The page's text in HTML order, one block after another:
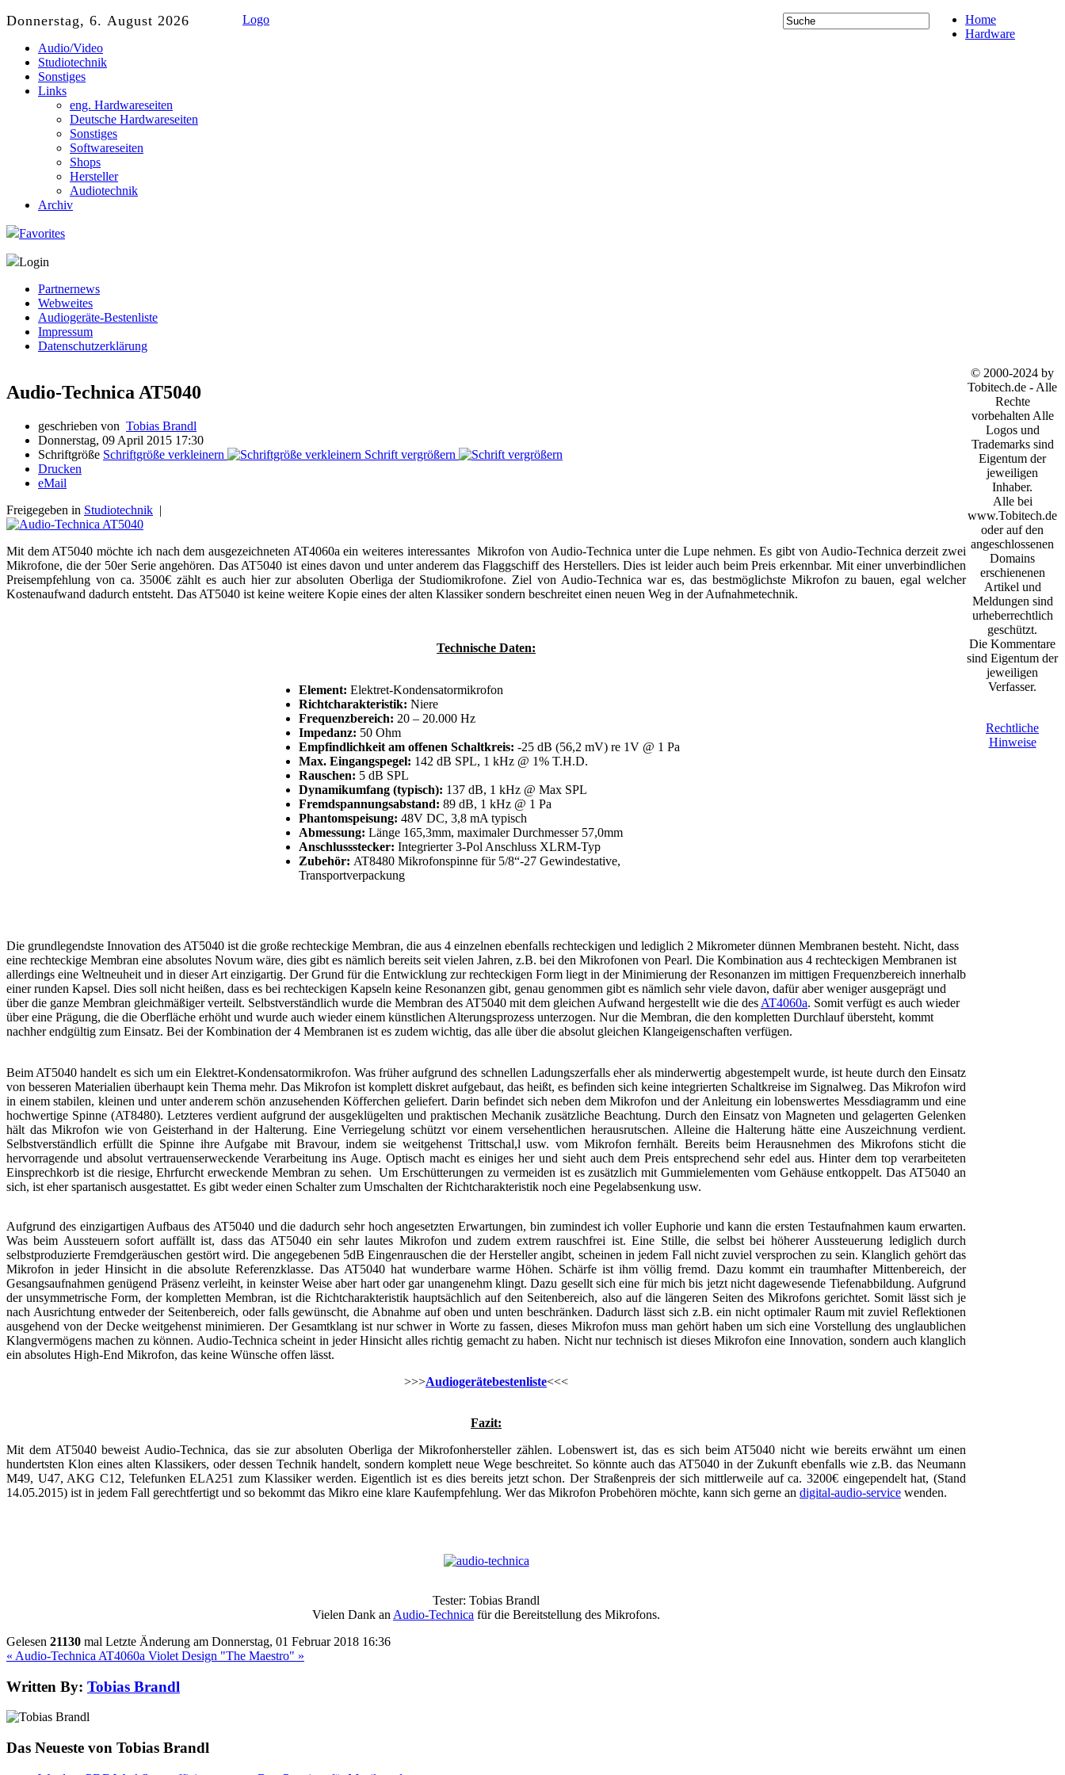
Donnerstag, 6. August 2026 Logo
Home
Hardware
Audio/Video
Studiotechnik
Sonstiges
Links
eng. Hardwareseiten
Deutsche Hardwareseiten
Sonstiges
Softwareseiten
Shops
Hersteller
Audiotechnik
Archiv
Favorites
Login
Partnernews
Webweites
Audiogeräte-Bestenliste
Impressum
Datenschutzerklärung
Audio-Technica AT5040
geschrieben von Tobias Brandl
Donnerstag, 09 April 2015 17:30
Schriftgröße Schriftgröße verkleinern
Schrift vergrößern
Drucken
eMail
Freigegeben in Studiotechnik |
Mit dem AT5040 möchte ich nach dem ausgezeichneten AT4060a ein weiteres interessantes Mikrofon von Audio-Technica unter die Lupe nehmen. Es gibt von Audio-Technica derzeit zwei
Mikrofone, die der 50er Serie angehören. Das AT5040 ist eines davon und unter anderem das Flaggschiff des Herstellers. Dies ist leider auch beim Preis erkennbar. Mit einer unverbindlichen
Preisempfehlung von ca. 3500€ zählt es auch hier zur absoluten Oberliga der Studiomikrofone. Ziel von Audio-Technica war es, das bestmöglichste Mikrofon zu bauen, egal welcher
Kostenaufwand dadurch entsteht. Das AT5040 ist keine weitere Kopie eines der alten Klassiker sondern beschreitet einen neuen Weg in der Aufnahmetechnik.
Technische Daten:
Element: Elektret-Kondensatormikrofon
Richtcharakteristik: Niere
Frequenzbereich: 20 – 20.000 Hz
Impedanz: 50 Ohm
Empfindlichkeit am offenen Schaltkreis: -25 dB (56,2 mV) re 1V @ 1 Pa
Max. Eingangspegel: 142 dB SPL, 1 kHz @ 1% T.H.D.
Rauschen: 5 dB SPL
Dynamikumfang (typisch): 137 dB, 1 kHz @ Max SPL
Fremdspannungsabstand: 89 dB, 1 kHz @ 1 Pa
Phantomspeisung: 48V DC, 3,8 mA typisch
Abmessung: Länge 165,3mm, maximaler Durchmesser 57,0mm
Anschlussstecker: Integrierter 3-Pol Anschluss XLRM-Typ
Zubehör: AT8480 Mikrofonspinne für 5/8“-27 Gewindestative,
Transportverpackung
Die grundlegendste Innovation des AT5040 ist die große rechteckige Membran, die aus 4 einzelnen ebenfalls rechteckigen und lediglich 2 Mikrometer dünnen Membranen besteht. Nicht, dass
eine rechteckige Membran eine absolutes Novum wäre, dies gibt es nämlich bereits seit vielen Jahren, z.B. bei den Mikrofonen von Pearl. Die Kombination aus 4 rechteckigen Membranen ist
allerdings eine Weltneuheit und in dieser Art einzigartig. Der Grund für die Entwicklung zur rechteckigen Form liegt in der Minimierung der Resonanzen im mittigen Frequenzbereich innerhalb
einer runden Kapsel. Dies soll nicht heißen, dass es bei rechteckigen Kapseln keine Resonanzen gibt, genau genommen gibt es nämlich sehr viele davon, dafür aber weniger ausgeprägt und
über die ganze Membran gleichmäßiger verteilt. Selbstverständlich wurde die Membran des AT5040 mit dem gleichen Aufwand hergestellt wie die des AT4060a. Somit verfügt es auch wieder
über eine Prägung, die die Oberfläche erhöht und wurde auch wieder einem künstlichen Alterungsprozess unterzogen. Nur die Membran, die den kompletten Durchlauf übersteht, kommt
nachher endgültig zum Einsatz. Bei der Kombination der 4 Membranen ist es zudem wichtig, das alle über die absolut gleichen Klangeigenschaften verfügen.
Beim AT5040 handelt es sich um ein Elektret-Kondensatormikrofon. Was früher aufgrund des schnellen Ladungszerfalls eher als minderwertig abgestempelt wurde, ist heute durch den Einsatz
von besseren Materialien überhaupt kein Thema mehr. Das Mikrofon ist komplett diskret aufgebaut, das heißt, es befinden sich keine integrierten Schaltkreise im Signalweg. Das Mikrofon wird
in einem stabilen, kleinen und unter anderem schön anzusehenden Köfferchen geliefert. Darin befindet sich neben dem Mikrofon und der Anleitung ein lobenswertes Messdiagramm und eine
hochwertige Spinne (AT8480). Letzteres verdient aufgrund der ausgeklügelten und praktischen Mechanik zusätzliche Beachtung. Durch den Einsatz von Magneten und gelagerten Gelenken
hält das Mikrofon wie von Geisterhand in der Halterung. Eine Verriegelung schützt vor einem versehentlichen herausrutschen. Alleine die Halterung hätte eine Auszeichnung verdient.
Selbstverständlich erfüllt die Spinne ihre Aufgabe mit Bravour, indem sie weitgehenst Trittschal,l usw. vom Mikrofon fernhält. Bereits beim Herausnehmen des Mikrofons sticht die
hervorragende und absolut vertrauenserweckende Verarbeitung ins Auge. Optisch macht es einiges her und sieht auch dem Preis entsprechend sehr edel aus. Hinter dem top verarbeiteten
Einsprechkorb ist die riesige, Ehrfurcht erweckende Membran zu sehen. Um Erschütterungen zu vermeiden ist es zusätzlich mit Gummielementen vom Gehäuse entkoppelt. Das AT5040 an
sich, ist eher spartanisch ausgestattet. Es gibt weder einen Schalter zum Umschalten der Richtcharakteristik noch eine Pegelabsenkung usw.
Aufgrund des einzigartigen Aufbaus des AT5040 und die dadurch sehr hoch angesetzten Erwartungen, bin zumindest ich voller Euphorie und kann die ersten Testaufnahmen kaum erwarten.
Was beim Aussteuern sofort auffällt ist, dass das AT5040 ein sehr lautes Mikrofon und zudem extrem rauschfrei ist. Eine Stille, die selbst bei höherer Aussteuerung lediglich durch
selbstproduzierte Fremdgeräuschen gestört wird. Die angegebenen 5dB Eingenrauschen die der Hersteller angibt, scheinen in jedem Fall nicht zuviel versprochen zu sein. Klanglich gehört das
Mikrofon in jeder Hinsicht in die absolute Referenzklasse. Das AT5040 hat wunderbare warme Höhen. Schärfe ist ihm völlig fremd. Dazu kommt ein traumhafter Mittenbereich, der
Gesangsaufnahmen genügend Präsenz verleiht, in keinster Weise aber hart oder gar unangenehm klingt. Dazu gesellt sich eine für mich bis jetzt nicht dagewesende Tiefenabbildung. Aufgrund
der unsymmetrische Form, der kompletten Membran, ist die Richtcharakteristik hauptsächlich auf den Seitenbereich, also auf die längeren Seiten des Mikrofons gerichtet. Somit lässt sich je
nach Ausrichtung entweder der Seitenbereich, oder falls gewünscht, die Abnahme auf oben und unten beschränken. Dadurch lässt sich z.B. ein nicht optimaler Raum mit zuviel Reflektionen
ausgehend von der Decke weitgehenst minimieren. Der Gesamtklang ist nur schwer in Worte zu fassen, dieses Mikrofon muss man gehört haben um sich eine Vorstellung des unglaublichen
Klangvermögens machen zu können. Audio-Technica scheint in jeder Hinsicht alles richtig gemacht zu haben. Nicht nur technisch ist dieses Mikrofon eine Innovation, sondern auch klanglich
ein absolutes High-End Mikrofon, das keine Wünsche offen lässt.
>>>Audiogerätebestenliste<<<
Fazit:
Mit dem AT5040 beweist Audio-Technica, das sie zur absoluten Oberliga der Mikrofonhersteller zählen. Lobenswert ist, das es sich beim AT5040 nicht wie bereits erwähnt um einen
hundertsten Klon eines alten Klassikers, oder dessen Technik handelt, sondern komplett neue Wege beschreitet. So könnte auch das AT5040 in der Zukunft ebenfalls wie z.B. das Neumann
M49, U47, AKG C12, Telefunken ELA251 zum Klassiker werden. Eigentlich ist es dies bereits jetzt schon. Der Straßenpreis der sich mittlerweile auf ca. 3200€ eingependelt hat, (Stand
14.05.2015) ist in jedem Fall gerechtfertigt und so bekommt das Mikro eine klare Kaufempfehlung. Wer das Mikrofon Probehören möchte, kann sich gerne an digital-audio-service wenden.
Tester: Tobias Brandl
Vielen Dank an Audio-Technica für die Bereitstellung des Mikrofons.
Gelesen 21130 mal Letzte Änderung am Donnerstag, 01 Februar 2018 16:36
« Audio-Technica AT4060a Violet Design "The Maestro" »
Written By: Tobias Brandl
Das Neueste von Tobias Brandl
© 2000-2024 by
Tobitech.de - Alle
Rechte
vorbehalten Alle
Logos und
Trademarks sind
Eigentum der
jeweiligen
Inhaber.
Alle bei
www.Tobitech.de
oder auf den
angeschlossenen
Domains
erschienenen
Artikel und
Meldungen sind
urheberrechtlich
geschützt.
Die Kommentare
sind Eigentum der
jeweiligen
Verfasser.
Rechtliche
Hinweise